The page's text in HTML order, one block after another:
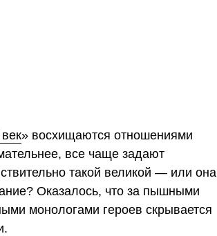
» восхищаются отношениями
все чаще задают
такой великой — или она
Оказалось, что за пышными
монологами героев скрывается